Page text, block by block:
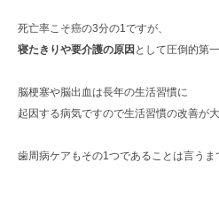
死亡率こそ癌の3分の1ですが、
寝たきりや要介護の原因 として圧倒的第一
脳梗塞や脳出血は長年の生活習慣に
起因する病気ですので生活習慣の改善が大
歯周病ケアもその1つであることは言うま